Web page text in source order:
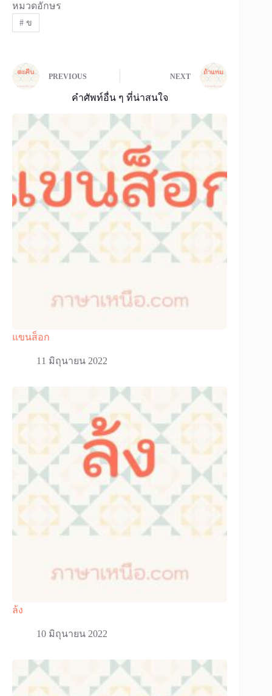
หมวดอักษร
#ข
PREVIOUS NEXT
คำศัพท์อื่น ๆ ที่น่าสนใจ
แขนส็อก
11 มิถุนายน 2022
ล้ง
10 มิถุนายน 2022